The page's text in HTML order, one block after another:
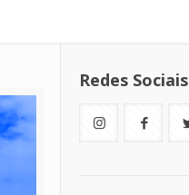
Redes Sociais